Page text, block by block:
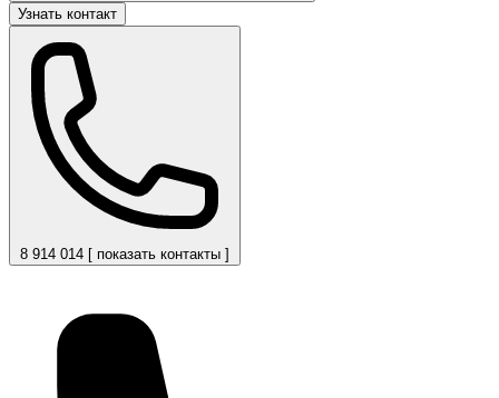
Узнать контакт
8 914 014 [ показать контакты ]